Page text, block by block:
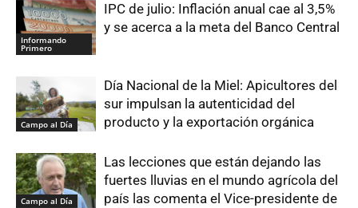
Informando
Primero
IPC de julio: Inflación anual cae al 3,5%
y se acerca a la meta del Banco Central
Campo al Día
Día Nacional de la Miel: Apicultores del
sur impulsan la autenticidad del
producto y la exportación orgánica
Campo al Día
Las lecciones que están dejando las
fuertes lluvias en el mundo agrícola del
país las comenta el Vice-presidente de